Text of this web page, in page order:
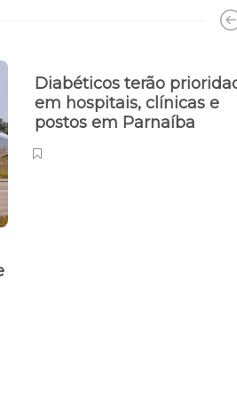
Diabéticos terão
em hospitais, clínicas e
postos em Parnaíba